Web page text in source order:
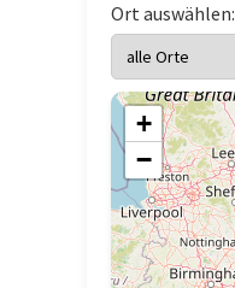
Ort auswählen:
+
−